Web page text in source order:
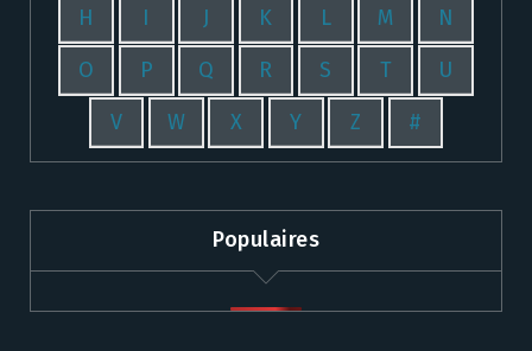
H I J K L M N
O P Q R S T U
V W X Y Z #
Populaires